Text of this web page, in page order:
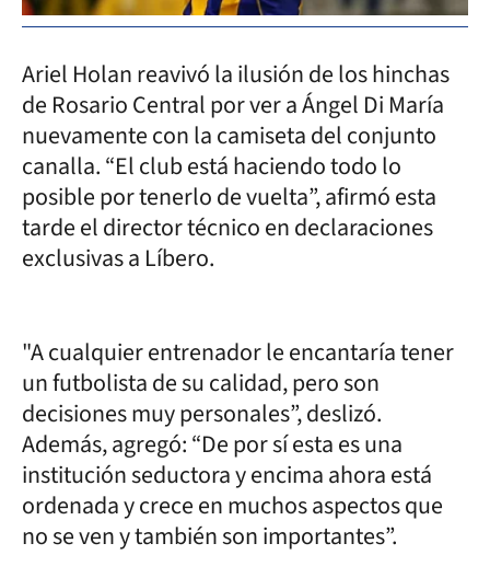
Ariel Holan reavivó la ilusión de los hinchas
de Rosario Central por ver a Ángel Di María
nuevamente con la camiseta del conjunto
canalla. “El club está haciendo todo lo
posible por tenerlo de vuelta”, afirmó esta
tarde el director técnico en declaraciones
exclusivas a Líbero.
"A cualquier entrenador le encantaría tener
un futbolista de su calidad, pero son
decisiones muy personales”, deslizó.
Además, agregó: “De por sí esta es una
institución seductora y encima ahora está
ordenada y crece en muchos aspectos que
no se ven y también son importantes”.